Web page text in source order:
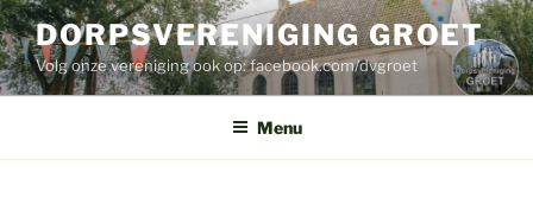
Ga
naar
de
inhoud
DORPSVERENIGING GROET
Volg onze vereniging ook op: facebook.com/dvgroet
Menu